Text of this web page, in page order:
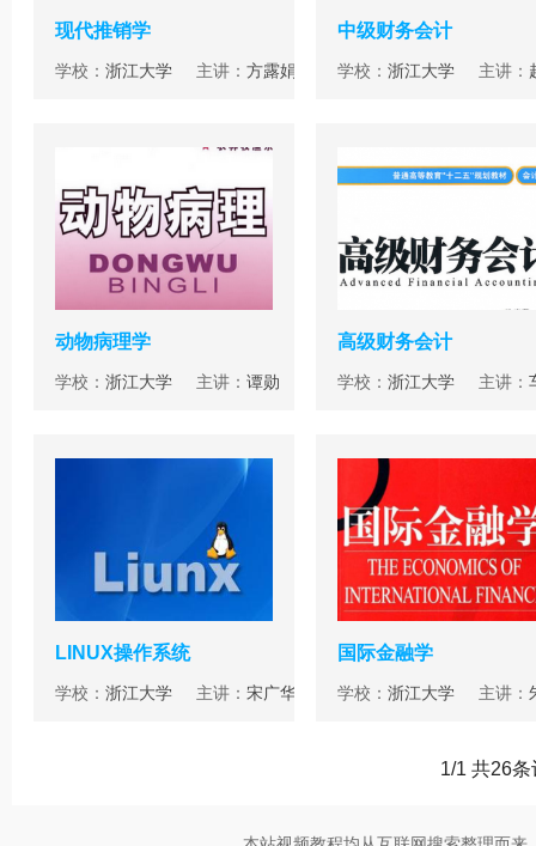
现代推销学
学校： 浙江大学 主讲： 方露娟
中级财务会计
学校： 浙江大学 主讲：
动物病理学
学校： 浙江大学 主讲： 谭勋
高级财务会计
学校： 浙江大学 主讲：
LINUX操作系统
学校： 浙江大学 主讲： 宋广华
国际金融学
学校： 浙江大学 主讲：
1/1 共26条